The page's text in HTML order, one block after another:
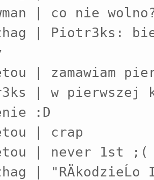
| zamawiam
| w pierwszej
:D
| crap
| never 1st ;(